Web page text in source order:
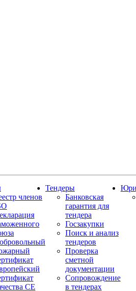
членов
СЕ
Тендеры
Банковская
гарантия для
тендера
Госзакупки
Поиск и анализ
тендеров
Проверка
сметной
документации
Сопровождение
в тендерах